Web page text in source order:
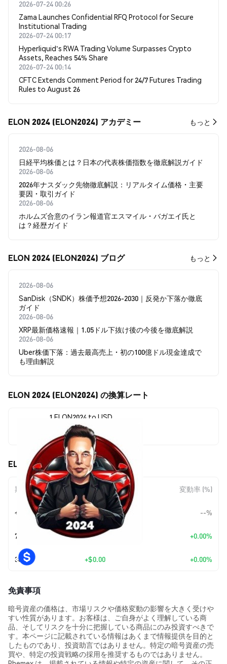
2026-07-24 00:26
Zama Launches Confidential RFQ Protocol for Secure
Institutional Trading
2026-07-24 00:17
Hyperliquid's RWA Trading Volume Surpasses Crypto
Assets, Reaches 54% Share
2026-07-24 00:14
CFTC Extends Comment Period for 24/7 Futures Trading
Rules to August 26
ELON 2024 (ELON2024) アカデミー もっと
2026-08-06
日経平均株価とは？日本の代表株価指数を徹底解説ガイド
2026-08-06
2026年ナスダック先物徹底解説：リアルタイム価格・主要
要因・取引ガイド
2026-08-06
ホルムズ合意のイラン報道官エスマイル・バガエイ氏と
は？経歴ガイド
ELON 2024 (ELON2024) ブログ もっと
2026-08-06
SanDisk（SNDK）株価予想2026-2030｜反発か下落か徹底
ガイド
2026-08-06
XRP最新価格速報｜1.05ドル下抜け後の今後を徹底解説
2026-08-06
Uber株価下落：過去最高売上・初の100億ドル現金達成で
も理由解説
ELON 2024 (ELON2024) の換算レート
1 ELON2024 to USD
$0.0<sub>11</sub>211
ELON 2024 (ELON2024) の価格変動
期間 金額変動 変動率 (%)
今日 -- --%
7日 +$0.00 +0.00%
30日 +$0.00 +0.00%
免責事項
暗号資産の価格は、市場リスクや価格変動の影響を大きく受けや
すい性質があります。お客様は、ご自身がよく理解している商
品、そしてリスクを十分に把握している商品にのみ投資すべきで
す。本ページに記載されている情報はあくまで情報提供を目的と
したものであり、投資助言ではありません。特定の暗号資産の売
買や、特定の投資戦略の採用を推奨するものではありません。